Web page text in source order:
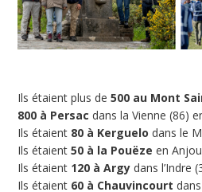
Ils étaient plus de 500 au Mont
800 à Persac dans la Vienne (86)
Ils étaient 80 à Kerguelo dans le
Ils étaient 50 à la Pouëze en
Ils étaient 120 à Argy dans l’Indre
Ils étaient 60 à Chauvincourt